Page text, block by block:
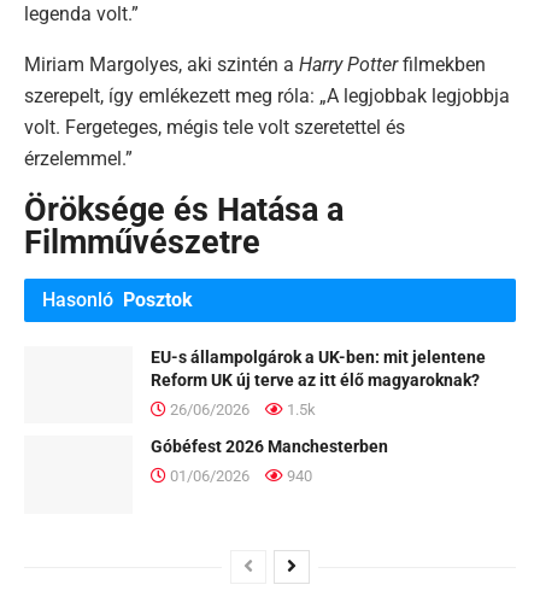
legenda volt.”
Miriam Margolyes, aki szintén a Harry Potterfilmekben
szerepelt, így emlékezett meg róla: „A legjobbak legjobbja
volt. Fergeteges, mégis tele volt szeretettel és
érzelemmel.”
Öröksége és Hatása a
Filmművészetre
Hasonló Posztok
EU-s állampolgárok a UK-ben: mit jelentene
Reform UK új terve az itt élő magyaroknak?
26/06/2026 1.5k
Góbéfest 2026 Manchesterben
01/06/2026 940